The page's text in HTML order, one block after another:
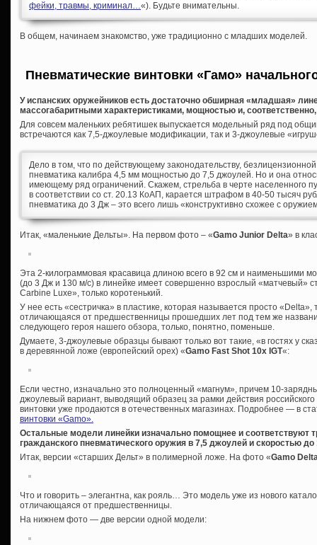
фейки, травмы, криминал…«). Будьте внимательны.
В общем, начинаем знакомство, уже традиционно с младших моделей.
Пневматические винтовки «Гамо»
У испанских оружейников есть достаточно обширная «младшая»
массогабаритными характеристиками, мощностью и,
Для совсем маленьких ребятишек выпускается модельный ряд под
встречаются как 7,5-джоулевые модификации, так и 3-джоулевые
Дело в том, что по действующему законодательству,
пневматика калибра 4,5 мм мощностью до 7,5 джоулей. Но и она
имеющему ряд ограничений. Скажем, стрельба в черте населенного
в соответствии со ст. 20.13 КоАП, карается штрафом в 40-50 тысяч
пневматика до 3 Дж – это всего лишь «конструктивно схожее с
Итак, «маленькие Дельты». На первом фото – «Gamo Junior Delta» в
Эта 2-килограммовая красавица длиною всего в 92 см и наименьшими
(до 3 Дж и 130 м/с) в линейке имеет совершенно взрослый «матчевый»
Carbine Luxe», только коротенький.
У нее есть «сестричка» в пластике, которая называется просто
отличающаяся от предшественницы прошедших лет под тем же
следующего героя нашего обзора, только, понятно, поменьше.
Думаете, 3-джоулевые образцы бывают только вот такие, «в гостях у
в деревянной ложе (европейский орех) «Gamo Fast Shot 10x IGT«:
Если честно, изначально это полноценный «магнум», причем 10-
джоулевый вариант, выводящий образец за рамки действия
винтовки уже продаются в отечественных магазинах. Подробнее — в
винтовки «Gamo».
Остальные модели линейки изначально помощнее и соответствуют
гражданского пневматического оружия в 7,5 джоулей и скоростью до
Итак, версии «старших Дельт» в полимерной ложе. На фото «Gamo
Что и говорить – элегантна, как рояль… Это модель уже из нового
отличающаяся от предшественницы.
На нижнем фото — две версии одной модели: